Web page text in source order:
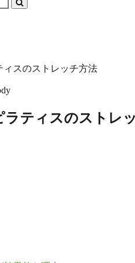
ィスのストレッチ方法
ラティスのストレ